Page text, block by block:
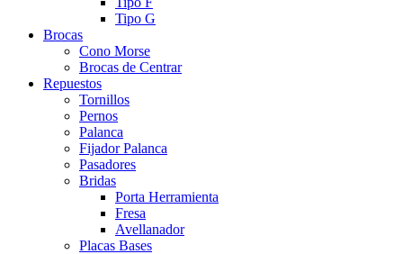
Tipo G
Brocas
Cono Morse
Brocas de Centrar
Repuestos
Tornillos
Pernos
Palanca
Fijador Palanca
Pasadores
Bridas
Porta Herramienta
Fresa
Avellanador
Placas Bases